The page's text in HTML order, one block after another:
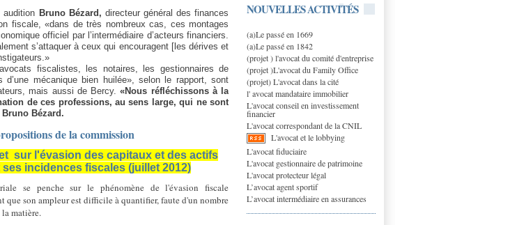
NOUVELLES ACTIVITÉS
(a)Le passé en 1669
(a)Le passé en 1842
(projet ) l'avocat du comité d'entreprise
(projet )L'avocat du Family Office
(projet) L'avocat dans la cité
l' avocat mandataire immobilier
L'avocat conseil en investissement
financier
L'avocat correspondant de la CNIL
L'avocat et le lobbying
L'avocat fiduciaire
L'avocat gestionnaire de patrimoine
L'avocat protecteur légal
L’avocat agent sportif
L’avocat intermédiaire en assurances
audition Bruno Bézard, directeur général des finances
fiscale, «dans de très nombreux cas, ces montages
officiel par l’intermédiaire d’acteurs financiers.
s’attaquer à ceux qui encouragent [les dérives et
fiscalistes, les notaires, les gestionnaires de
d’une mécanique bien huilée», selon le rapport, sont
mais aussi de Bercy.«Nous réfléchissons à la
de ces professions, au sens large, qui ne sont
Bézard.
de la commission
sur l'évasion des capitaux et des actifs
incidences fiscales (juillet 2012)
se penche sur le phénomène de l'évasion fiscale
que son ampleur est difficile à quantifier, faute d'un nombre
matière.